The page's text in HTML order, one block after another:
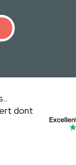
dont